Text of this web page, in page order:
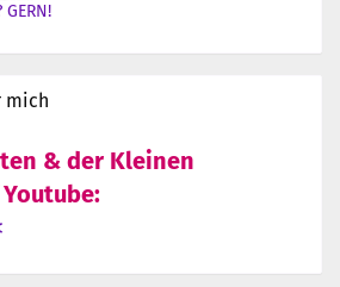
mich
& der Kleinen